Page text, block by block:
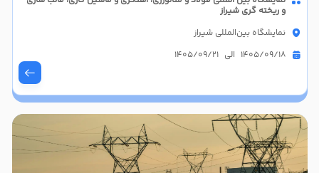
و ریخته گری شیراز
نمایشگاه بین‌المللی شیراز
1405/09/18 الی 1405/09/21